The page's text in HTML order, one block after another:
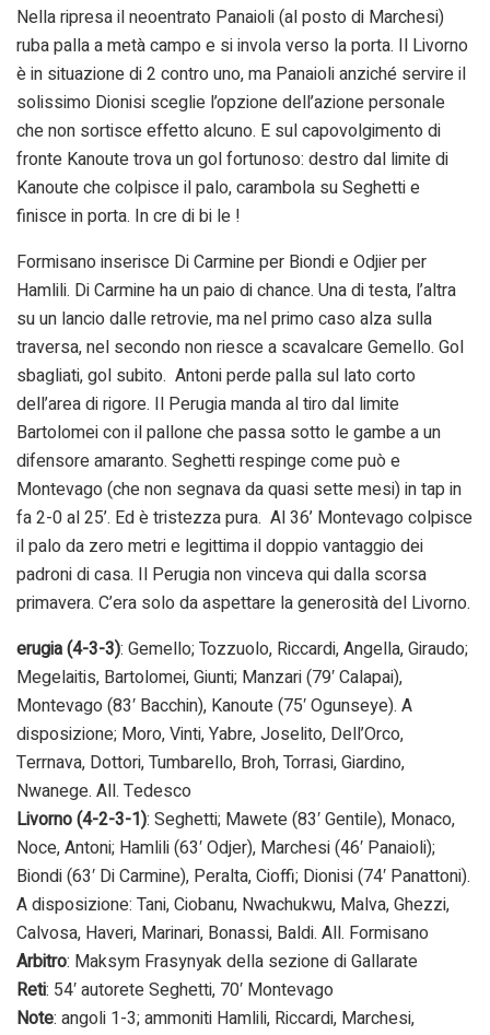
Nella ripresa il neoentrato Panaioli (al posto di Marchesi)
ruba palla a metà campo e si invola verso la porta. Il Livorno
è in situazione di 2 contro uno, ma Panaioli anziché servire il
solissimo Dionisi sceglie l’opzione dell’azione personale
che non sortisce effetto alcuno. E sul capovolgimento di
fronte Kanoute trova un gol fortunoso: destro dal limite di
Kanoute che colpisce il palo, carambola su Seghetti e
finisce in porta. In cre di bi le !
Formisano inserisce Di Carmine per Biondi e Odjier per
Hamlili. Di Carmine ha un paio di chance. Una di testa, l’altra
su un lancio dalle retrovie, ma nel primo caso alza sulla
traversa, nel secondo non riesce a scavalcare Gemello. Gol
sbagliati, gol subito. Antoni perde palla sul lato corto
dell’area di rigore. Il Perugia manda al tiro dal limite
Bartolomei con il pallone che passa sotto le gambe a un
difensore amaranto. Seghetti respinge come può e
Montevago (che non segnava da quasi sette mesi) in tap in
fa 2-0 al 25’. Ed è tristezza pura. Al 36’ Montevago colpisce
il palo da zero metri e legittima il doppio vantaggio dei
padroni di casa. Il Perugia non vinceva qui dalla scorsa
primavera. C’era solo da aspettare la generosità del Livorno.
erugia (4-3-3): Gemello; Tozzuolo, Riccardi, Angella, Giraudo;
Megelaitis, Bartolomei, Giunti; Manzari (79′ Calapai),
Montevago (83′ Bacchin), Kanoute (75′ Ogunseye). A
disposizione; Moro, Vinti, Yabre, Joselito, Dell’Orco,
Terrnava, Dottori, Tumbarello, Broh, Torrasi, Giardino,
Nwanege. All. Tedesco
Livorno (4-2-3-1): Seghetti; Mawete (83′ Gentile), Monaco,
Noce, Antoni; Hamlili (63′ Odjer), Marchesi (46′ Panaioli);
Biondi (63′ Di Carmine), Peralta, Cioffi; Dionisi (74′ Panattoni).
A disposizione: Tani, Ciobanu, Nwachukwu, Malva, Ghezzi,
Calvosa, Haveri, Marinari, Bonassi, Baldi. All. Formisano
Arbitro: Maksym Frasynyak della sezione di Gallarate
Reti: 54′ autorete Seghetti, 70′ Montevago
Note: angoli 1-3; ammoniti Hamlili, Riccardi, Marchesi,